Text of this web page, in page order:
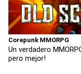
Corepunk MMORPG
Un verdadero
pero mejor!